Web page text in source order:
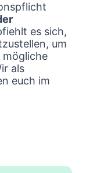
es sich,
um
mögliche
als
euch im